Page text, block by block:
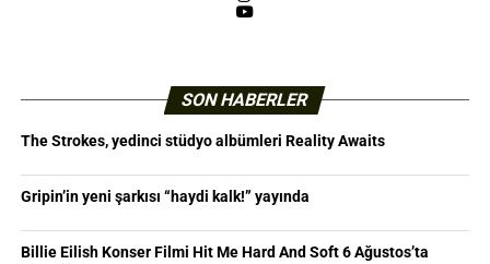
YouTube
SON HABERLER
The Strokes, yedinci stüdyo albümleri Reality Awaits
Gripin’in yeni şarkısı “haydi kalk!” yayında
Billie Eilish Konser Filmi Hit Me Hard And Soft 6 Ağustos’ta